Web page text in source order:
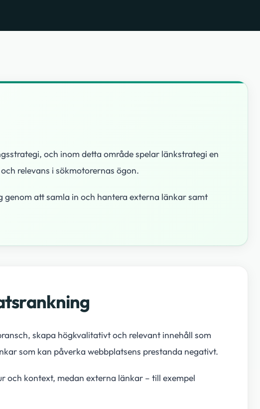
och inom detta område spelar länkstrategi en
relevans i sökmotorernas ögon.
att samla in och hantera externa länkar samt
skapa högkvalitativt och relevant innehåll som
som kan påverka webbplatsens prestanda negativt.
och kontext, medan externa länkar – till exempel